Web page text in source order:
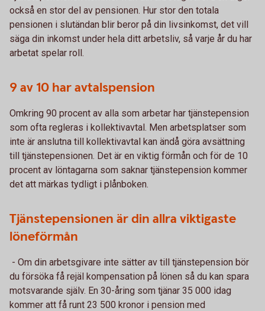
också en stor del av pensionen. Hur stor den totala
pensionen i slutändan blir beror på din livsinkomst, det vill
säga din inkomst under hela ditt arbetsliv, så varje år du har
arbetat spelar roll.
9 av 10 har avtalspension
Omkring 90 procent av alla som arbetar har tjänstepension
som ofta regleras i kollektivavtal. Men arbetsplatser som
inte är anslutna till kollektivavtal kan ändå göra avsättning
till tjänstepensionen. Det är en viktig förmån och för de 10
procent av löntagarna som saknar tjänstepension kommer
det att märkas tydligt i plånboken.
Tjänstepensionen är din allra viktigaste
löneförmån
- Om din arbetsgivare inte sätter av till tjänstepension bör
du försöka få rejäl kompensation på lönen så du kan spara
motsvarande själv. En 30-åring som tjänar 35 000 idag
kommer att få runt 23 500 kronor i pension med